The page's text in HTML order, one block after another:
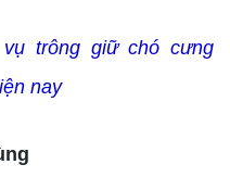
vụ trông giữ chó cưng
nay